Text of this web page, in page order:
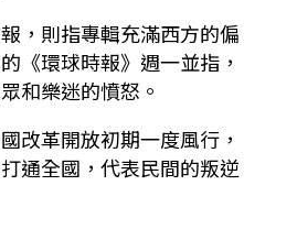
，則指專輯充滿西方的偏
《環球時報》週一並指，
和樂迷的憤怒。
改革開放初期一度風行，
通全國，代表民間的叛逆